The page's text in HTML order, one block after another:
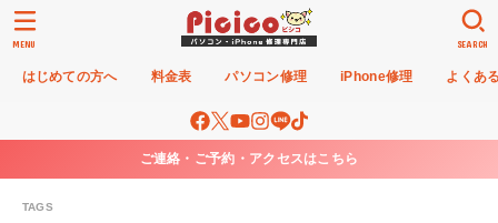
はじめての方へ 料金表 パソコン修理 iPhone修理 よくあ
SEARCH
MENU
ご連絡・ご予約・アクセスはこちら